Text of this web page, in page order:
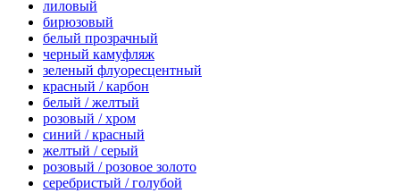
лиловый
бирюзовый
белый прозрачный
черный камуфляж
зеленый флуоресцентный
красный / карбон
белый / желтый
розовый / хром
синий / красный
желтый / серый
розовый / розовое золото
серебристый / голубой